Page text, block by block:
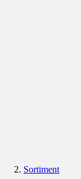
Sortiment